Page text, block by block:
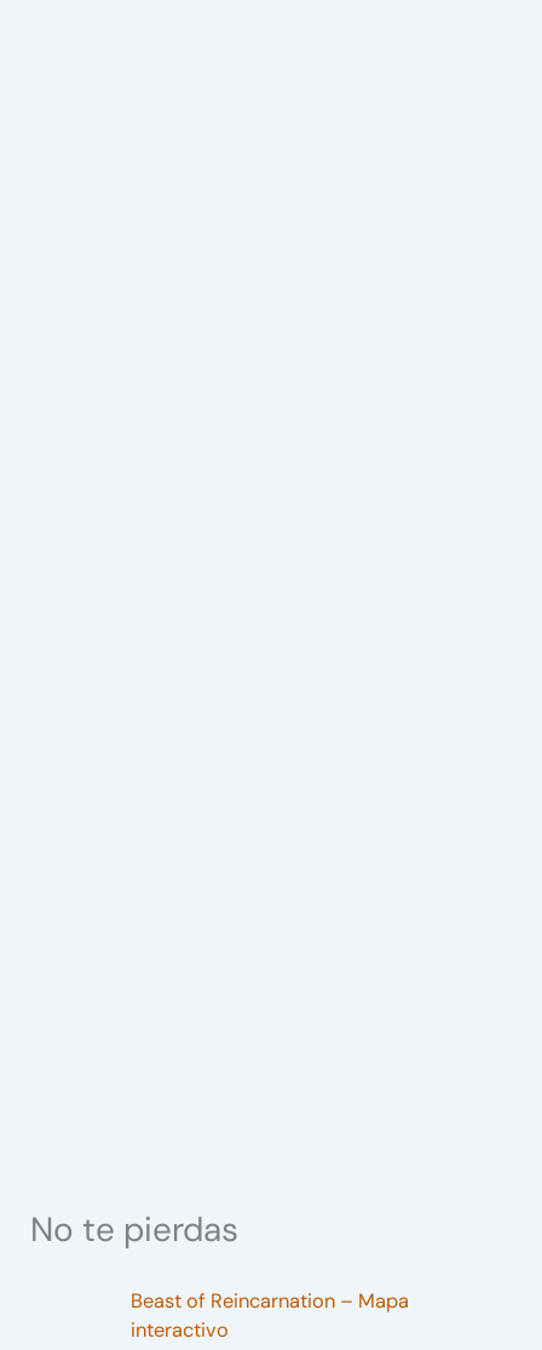
No te pierdas
Beast of Reincarnation – Mapa
interactivo